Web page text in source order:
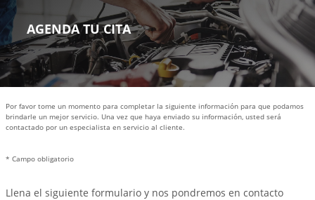
AGENDA TU CITA
Por favor tome un momento para completar la siguiente información para que podamos
brindarle un mejor servicio. Una vez que haya enviado su información, usted será
contactado por un especialista en servicio al cliente.
* Campo obligatorio
Llena el siguiente formulario y nos pondremos en contacto